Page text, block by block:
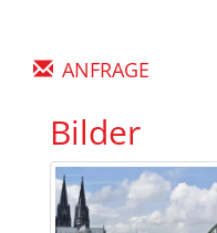
ANFRAGE
Bilder